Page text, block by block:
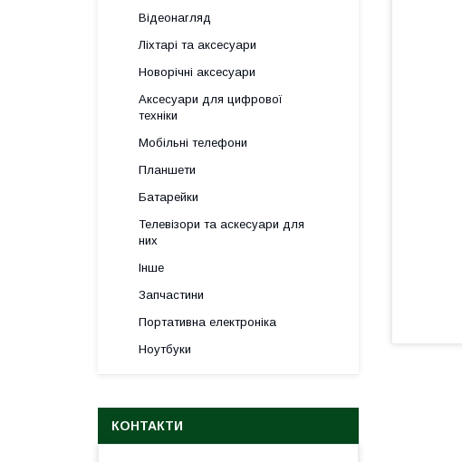
Відеонагляд
Ліхтарі та аксесуари
Новорічні аксесуари
Аксесуари для цифрової
техніки
Мобільні телефони
Планшети
Батарейки
Телевізори та аскесуари для
них
Інше
Запчастини
Портативна електроніка
Ноутбуки
КОНТАКТИ